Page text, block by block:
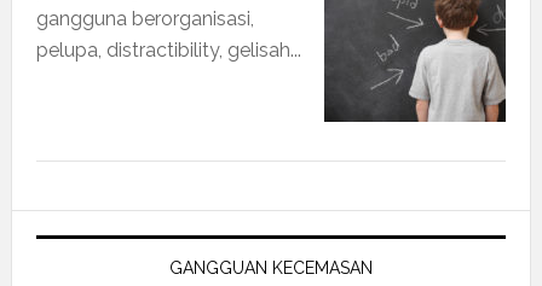
gangguna berorganisasi,
pelupa, distractibility, gelisah...
GANGGUAN KECEMASAN